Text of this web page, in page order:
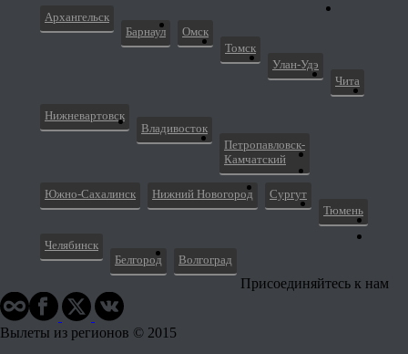
Архангельск
Барнаул
Омск
Томск
Улан-Удэ
Чита
Нижневартовск
Владивосток
Петропавловск-
Камчатский
Южно-Сахалинск Нижний Новогород
Сургут
Тюмень
Челябинск
Белгород
Волгоград
Присоединяйтесь к нам
Вылеты из регионов © 2015